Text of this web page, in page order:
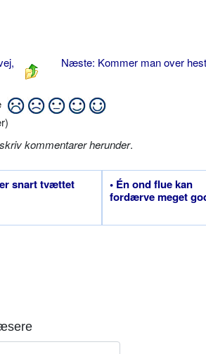
Næste: Kommer man over
kommentarer herunder.
snart tvættet
• Én ond flue kan
fordærve meget